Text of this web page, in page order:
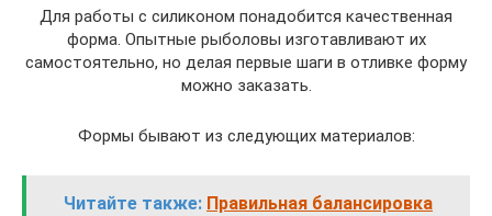
Для работы с силиконом понадобится качественная
форма. Опытные рыболовы изготавливают их
самостоятельно, но делая первые шаги в отливке форму
можно заказать.
Формы бывают из следующих материалов:
Читайте также: Правильная балансировка